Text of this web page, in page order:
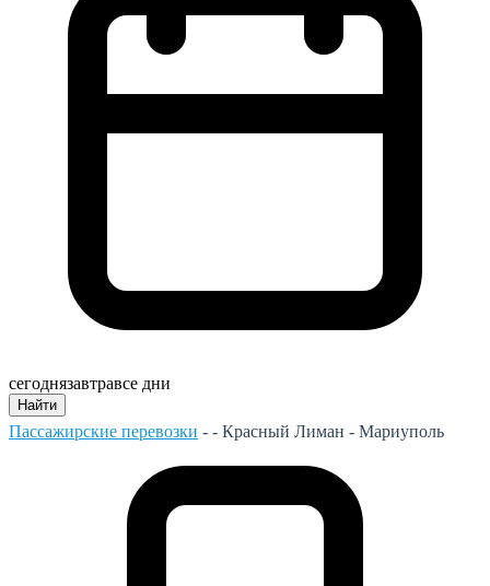
сегоднязавтравсе дни
Найти
Пассажирские перевозки - - Красный Лиман - Мариуполь